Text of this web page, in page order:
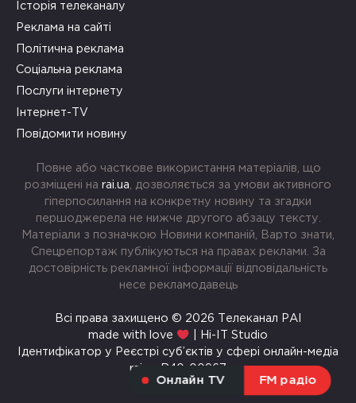
Онлайн TV FM радіо
Історія телеканалу
Реклама на сайті
Політична реклама
Соціальна реклама
Послуги інтернету
Інтернет-TV
Повідомити новину
Повне або часткове використання матеріалів, що
розміщені на rai.ua , дозволяється за умови активного
гіперпосилання на конкретну новину та згадки
першоджерела не нижче другого абзацу тексту.
Матеріали з позначкою Новини компаній, Варто знати,
Спецрепортаж публікуються на правах реклами. За
достовірність рекламної інформації відповідальність
несе рекламодавець
Всі права захищено © 2026 Телеканал РАІ
made with love
| Hi-IT Studio
Ідентифікатор у Реєстрі суб’єктів у сфері онлайн-медіа
rai.ua R40-00967